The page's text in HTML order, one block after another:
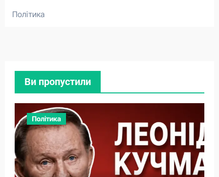
Політика
Ви пропустили
Політика